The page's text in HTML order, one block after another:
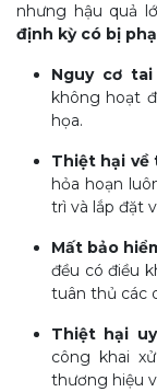
nhưng hậu quả
định kỳ có bị
Nguy cơ tai
không hoạt
họa.
Thiệt hại về
hỏa hoạn
trì và lắp đặt
Mất bảo
đều có điều
tuân thủ các
Thiệt hại
công khai
thương hiệu